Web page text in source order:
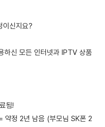
신지요?
하신 모든 인터넷과 IPTV 상품
됨!
정 2년 남음 (부모님 SK폰 2